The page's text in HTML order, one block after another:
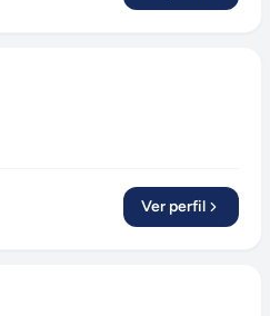
Ver perfil